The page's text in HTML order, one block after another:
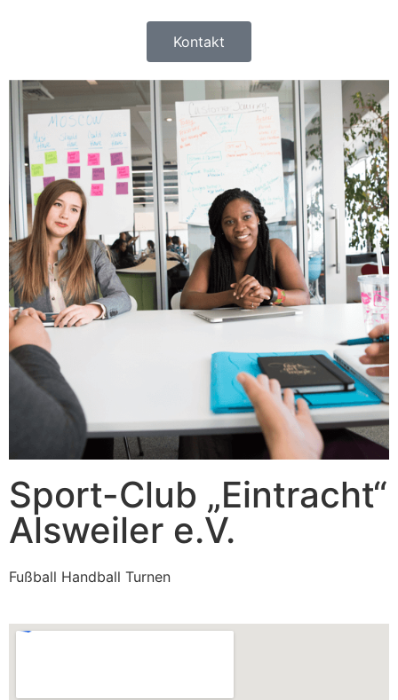
Kontakt
Sport-Club „Eintracht“
Alsweiler e.V.
Fußball Handball Turnen